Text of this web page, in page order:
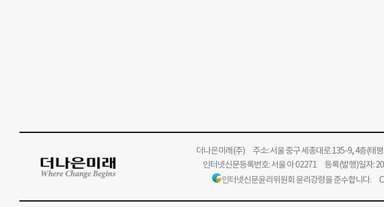
더나은미래(주)주소: 서울 중구 세종대로 135-9, 4층(
인터넷신문등록번호: 서울 아 02271 등록(발행)일자:
인터넷신문윤리위원회 윤리강령을 준수합니다.